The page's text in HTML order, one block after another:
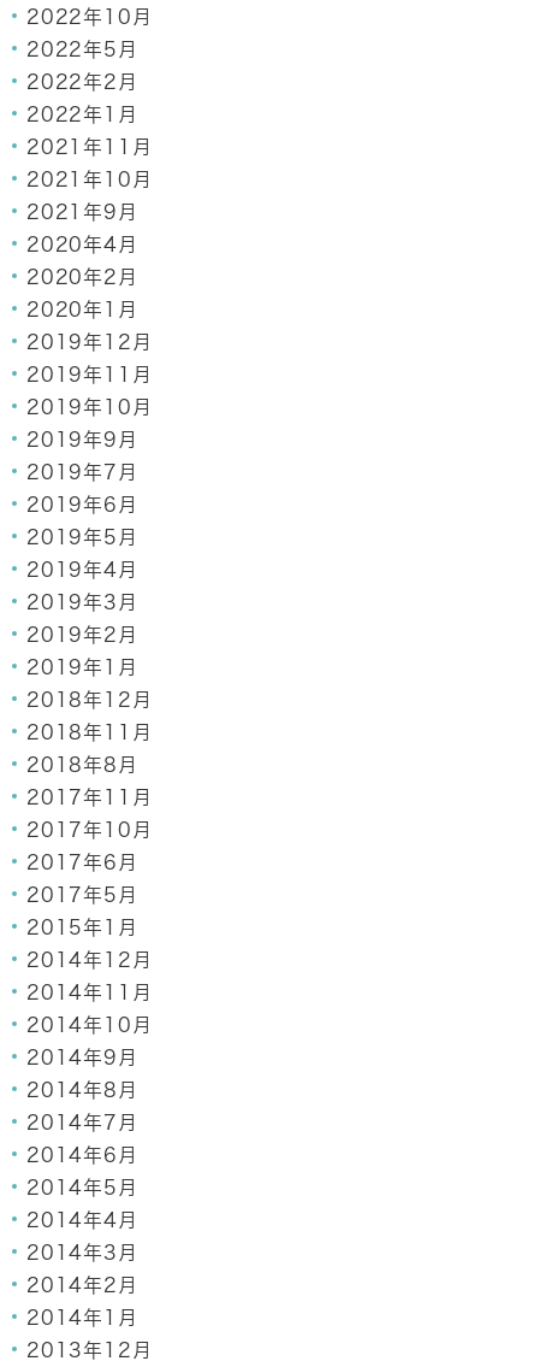
2022年10月
2022年5月
2022年2月
2022年1月
2021年11月
2021年10月
2021年9月
2020年4月
2020年2月
2020年1月
2019年12月
2019年11月
2019年10月
2019年9月
2019年7月
2019年6月
2019年5月
2019年4月
2019年3月
2019年2月
2019年1月
2018年12月
2018年11月
2018年8月
2017年11月
2017年10月
2017年6月
2017年5月
2015年1月
2014年12月
2014年11月
2014年10月
2014年9月
2014年8月
2014年7月
2014年6月
2014年5月
2014年4月
2014年3月
2014年2月
2014年1月
2013年12月